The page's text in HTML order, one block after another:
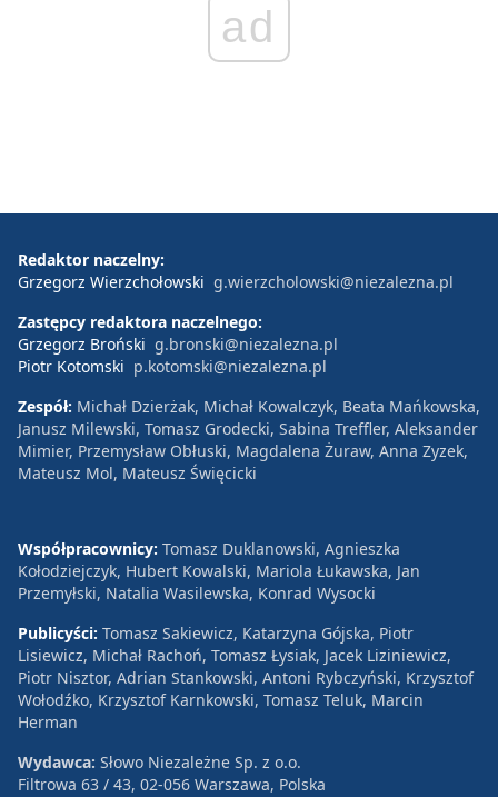
ad
Redaktor naczelny:
Grzegorz Wierzchołowski g.wierzcholowski@niezalezna.pl
Zastępcy redaktora naczelnego:
Grzegorz Broński g.bronski@niezalezna.pl
Piotr Kotomski p.kotomski@niezalezna.pl
Zespół: Michał Dzierżak, Michał Kowalczyk, Beata Mańkowska,
Janusz Milewski, Tomasz Grodecki, Sabina Treffler, Aleksander
Mimier, Przemysław Obłuski, Magdalena Żuraw, Anna Zyzek,
Mateusz Mol, Mateusz Święcicki
Współpracownicy: Tomasz Duklanowski, Agnieszka
Kołodziejczyk, Hubert Kowalski, Mariola Łukawska, Jan
Przemyłski, Natalia Wasilewska, Konrad Wysocki
Publicyści: Tomasz Sakiewicz, Katarzyna Gójska, Piotr
Lisiewicz, Michał Rachoń, Tomasz Łysiak, Jacek Liziniewicz,
Piotr Nisztor, Adrian Stankowski, Antoni Rybczyński, Krzysztof
Wołodźko, Krzysztof Karnkowski, Tomasz Teluk, Marcin
Herman
Wydawca: Słowo Niezależne Sp. z o.o.
Filtrowa 63 / 43, 02-056 Warszawa, Polska